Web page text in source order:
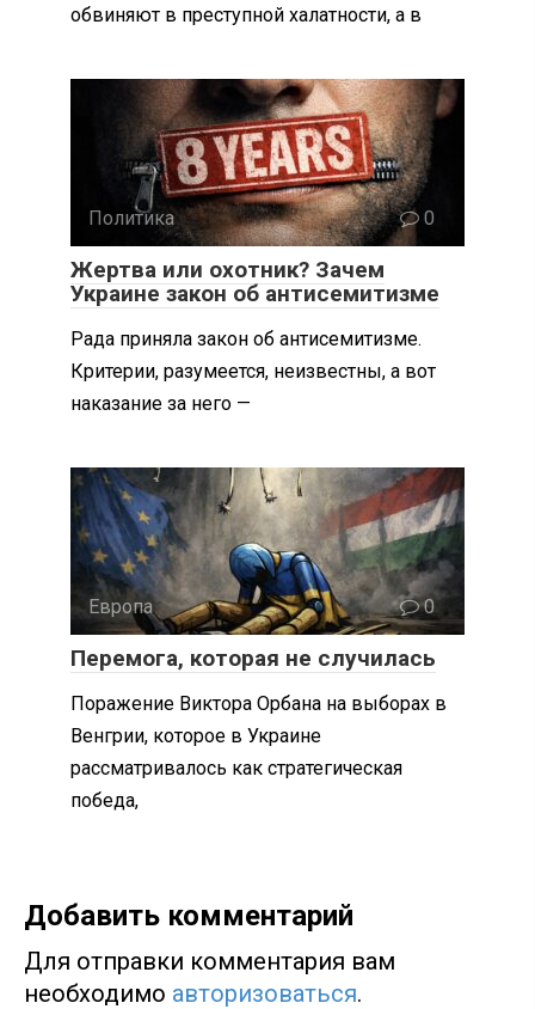
обвиняют в преступной халатности, а в
Политика 0
Жертва или охотник? Зачем
Украине закон об антисемитизме
Рада приняла закон об антисемитизме.
Критерии, разумеется, неизвестны, а вот
наказание за него —
Европа 0
Перемога, которая не случилась
Поражение Виктора Орбана на выборах в
Венгрии, которое в Украине
рассматривалось как стратегическая
победа,
Добавить комментарий
Для отправки комментария вам
необходимо авторизоваться.